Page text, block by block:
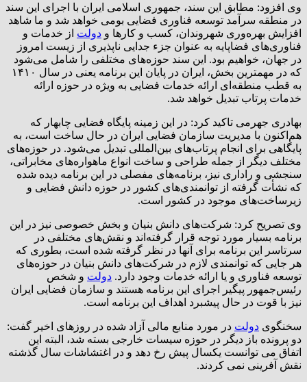
وی افزود: مطابق این سند، جمهوری اسلامی ایران با اجرای این سند
در منطقه سرآمد توسعه فناوری فضایی بومی خواهد شد و ما شاهد
افزایش بهره‌وری شهروندان، کسب و کارها و دولت از خدمات و
فناوری‌های فضاپایه به عنوان جزء جدایی ناپذیری از زیست امروز
در جهان، خواهیم بود. این سند حوزه‌های مختلفی را شامل می‌شود
که در مهمترین بخش، ایران در پایان این برنامه یعنی در سال ۱۴۱۰
به قطب منطقه‌ای ارائه خدمات فضایی به ویژه در حوزه ارائه
خدمات پرتاب تبدیل خواهد شد.
بهادری جهرمی تاکید کرد: در این زمینه پایگاه فضایی چابهار که
هم‌اکنون با مدیریت سازمان فضایی ایران در حال ساخت است، به
پایگاهی برای انجام پرتاب‌های بین‌المللی تبدیل می‌شود. در حوزه‌های
مختلف دیگر از جمله طراحی و ساخت انواع ماهواره‌های مخابراتی،
سنجشی و راداری نیز، برنامه‌های مفصلی در این برنامه دیده شده
که نشأت گرفته از توانمندی‌های کشور در حوزه دانش فضایی و
زیرساخت‌های موجود در کشور است.
وی تصریح کرد: شرکت‌های دانش بنیان و بخش خصوصی نیز در این
برنامه بسیار مورد توجه قرار گرفته‌اند و نقش‌های مختلفی در
سرتاسر این برنامه برای آنها در نظر گرفته شده است، بطوری که
هر جایی که توانمندی لازم در شرکت‌های دانش بنیان در حوزه‌های
توسعه فناوری و یا ارائه خدمات وجود دارد. دولت و شخص
رئیس‌جمهور پیگیر اجرای این برنامه هستند و سازمان فضایی ایران
نیز با قوت در حال پیشبرد اهداف این برنامه است.
سخنگوی دولت در مورد منابع مالی آزاد شده در روزهای اخیر گفت:
دو پرونده باز دیگر در حوزه سیسات خارجی بسته شد، البته این
اتفاق می توانست یکسال پیش رخ دهد و در اغتشاشات سال گذشته
نقش آفرینی نمی کردند.